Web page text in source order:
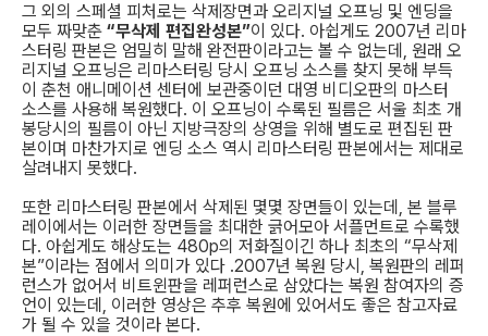
그 외의 스페셜 피처로는 삭제장면과 오리지널 오프닝 및 엔딩을
모두 짜맞춘 “무삭제 편집완성본”이 있다. 아쉽게도 2007년 리마
스터링 판본은 엄밀히 말해 완전판이라고는 볼 수 없는데, 원래 오
리지널 오프닝은 리마스터링 당시 오프닝 소스를 찾지 못해 부득
이 춘천 애니메이션 센터에 보관중이던 대영 비디오판의 마스터
소스를 사용해 복원했다. 이 오프닝이 수록된 필름은 서울 최초 개
봉당시의 필름이 아닌 지방극장의 상영을 위해 별도로 편집된 판
본이며 마찬가지로 엔딩 소스 역시 리마스터링 판본에서는 제대로
살려내지 못했다.
또한 리마스터링 판본에서 삭제된 몇몇 장면들이 있는데, 본 블루
레이에서는 이러한 장면들을 최대한 긁어모아 서플먼트로 수록했
다. 아쉽게도 해상도는 480p의 저화질이긴 하나 최초의 “무삭제
본”이라는 점에서 의미가 있다 .2007년 복원 당시, 복원판의 레퍼
런스가 없어서 비트윈판을 레퍼런스로 삼았다는 복원 참여자의 증
언이 있는데, 이러한 영상은 추후 복원에 있어서도 좋은 참고자료
가 될 수 있을 것이라 본다.